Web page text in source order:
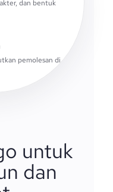
dan bentuk
pemolesan di
untuk
dan